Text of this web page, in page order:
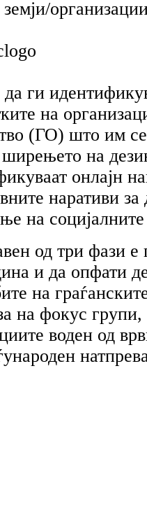
ги
на
(ГО) што им
ширењето на
онлајн
наративи
на
од три фази е
и да опфати
на
на фокус
воден од